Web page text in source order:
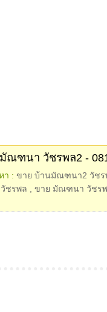
ณฑนา วัชรพล2 -
า : ขาย บ้านมัณฑนา2 วัชร
ชรพล
ขาย มัณฑนา วัชร